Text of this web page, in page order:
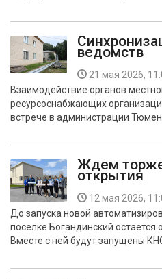
ведомств
21 мая 2026,
Взаимодействие органов
ресурсоснабжающих
встрече в администрации
Ждем
открытия
12 мая 2026,
До запуска новой
поселке Богандинский остается
Вместе с ней будут запущены